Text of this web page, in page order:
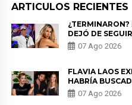
ARTICULOS RECIENTES
¿TERMINARON?
DEJÓ DE
HERRERA Y
DE PÓDCAST
07 Ago 2026
FLAVIA LAOS
HABRÍA
HEREDIA CON
DE LAS PARTES
07 Ago 2026